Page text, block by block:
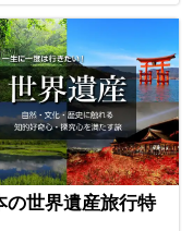
の世界遺産旅行特